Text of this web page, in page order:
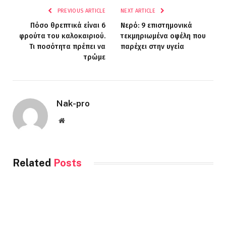
PREVIOUS ARTICLE
Πόσο θρεπτικά είναι 6
φρούτα του καλοκαιριού.
Τι ποσότητα πρέπει να
τρώμε
NEXT ARTICLE
Νερό: 9 επιστημονικά
τεκμηριωμένα οφέλη που
παρέχει στην υγεία
Nak-pro
Website
Related Posts